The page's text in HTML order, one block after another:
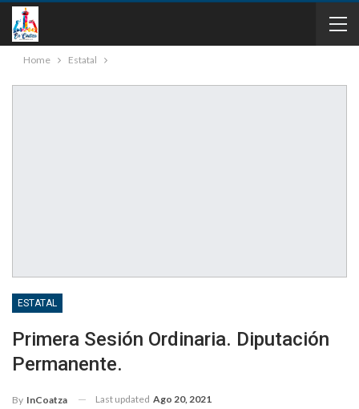
Home Estatal
ESTATAL
Primera Sesión Ordinaria. Diputación
Permanente.
By InCoatza Last updated Ago 20, 2021